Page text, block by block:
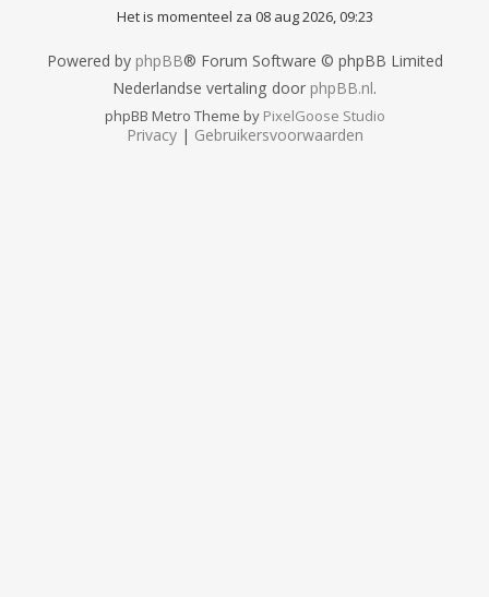
Het is momenteel za 08 aug 2026, 09:23
Powered by phpBB® Forum Software © phpBB Limited
Nederlandse vertaling door phpBB.nl.
phpBB Metro Theme by PixelGoose Studio
Privacy| Gebruikersvoorwaarden